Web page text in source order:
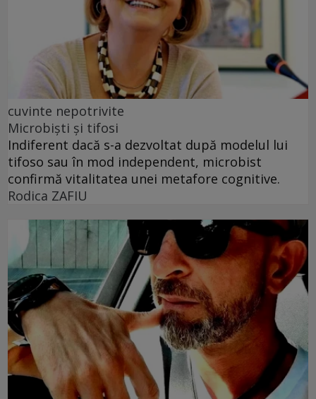
cuvinte nepotrivite
Microbiști și tifosi
Indiferent dacă s-a dezvoltat după modelul lui
tifoso sau în mod independent, microbist
confirmă vitalitatea unei metafore cognitive.
Rodica ZAFIU